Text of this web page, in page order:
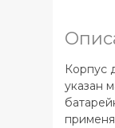
Корпус
указан